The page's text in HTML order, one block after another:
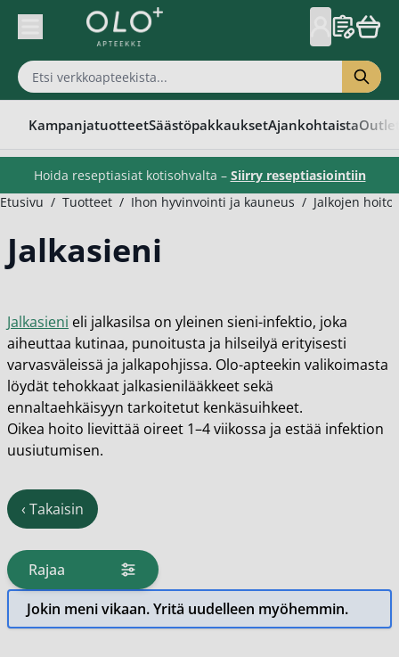
Skip to Content
KampanjatuotteetSäästöpakkauksetAjankohtaista
Hoida reseptiasiat kotisohvalta – Siirry reseptiasiointiin
Etusivu / Tuotteet / Ihon hyvinvointi ja kauneus / Jalkojen hoito
Jalkasieni
Jalkasieni eli jalkasilsa on yleinen sieni-infektio, joka
aiheuttaa kutinaa, punoitusta ja hilseilyä erityisesti
varvasväleissä ja jalkapohjissa. Olo-apteekin valikoimasta
löydät tehokkaat jalkasienilääkkeet sekä
ennaltaehkäisyyn tarkoitetut kenkäsuihkeet.
Oikea hoito lievittää oireet 1–4 viikossa ja estää infektion
uusiutumisen.
Rajaa
tuotteita
Jokin meni vikaan. Yritä uudelleen myöhemmin.
‹ Takaisin